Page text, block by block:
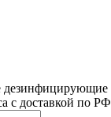
дезинфицирующие
с доставкой по РФ